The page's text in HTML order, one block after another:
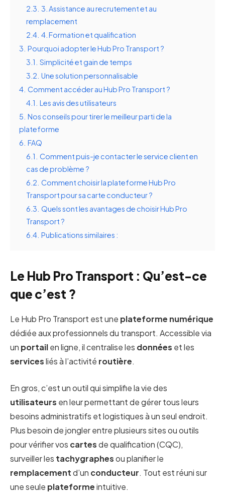
2.3. 3. Assistance au recrutement et au
remplacement
2.4. 4. Formation et qualification
3. Pourquoi adopter le Hub Pro Transport ?
3.1. Simplicité et gain de temps
3.2. Une solution personnalisable
4. Comment accéder au Hub Pro Transport ?
4.1. Les avis des utilisateurs
5. Nos conseils pour tirer le meilleur parti de la
plateforme
6. FAQ
6.1. Comment puis-je contacter le service client en
cas de problème ?
6.2. Comment choisir la plateforme Hub Pro
Transport pour sa carte conducteur ?
6.3. Quels sont les avantages de choisir Hub Pro
Transport ?
6.4. Publications similaires :
Le Hub Pro Transport : Qu’est-ce
que c’est ?
Le Hub Pro Transport est une plateforme numérique
dédiée aux professionnels du transport. Accessible via
un portailen ligne, il centralise les données et les
servicesliés à l’activité routière.
En gros, c’est un outil qui simplifie la vie des
utilisateurs en leur permettant de gérer tous leurs
besoins administratifs et logistiques à un seul endroit.
Plus besoin de jongler entre plusieurs sites ou outils
pour vérifier vos cartesde qualification (CQC),
surveiller les tachygraphesou planifier le
remplacementd’un conducteur. Tout est réuni sur
une seule plateformeintuitive.